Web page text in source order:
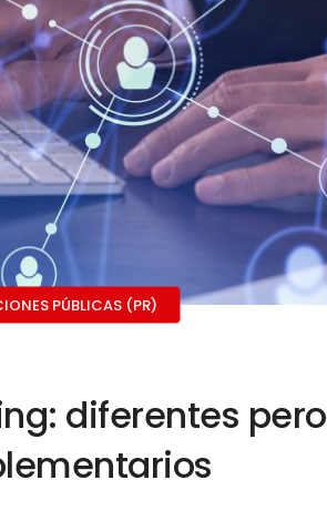
PÚBLICAS (PR)
diferentes pero